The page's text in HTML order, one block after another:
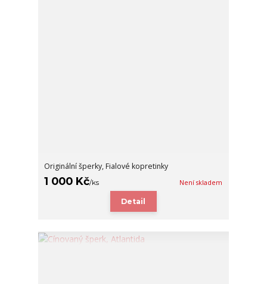
Originální šperky, Fialové kopretinky
1 000 Kč/ks Není skladem
Detail